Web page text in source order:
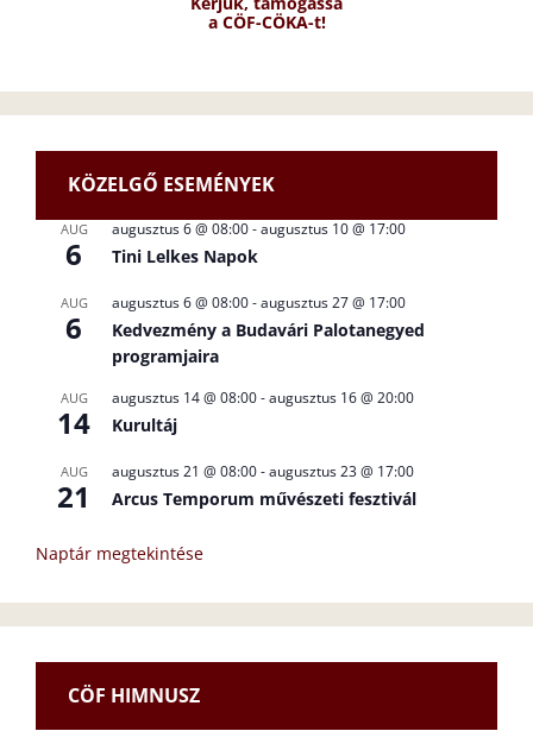
a CÖF-CÖKA-t!
KÖZELGŐ ESEMÉNYEK
AUG
6
augusztus 6 @ 08:00-augusztus 10 @ 17:00
Tini Lelkes Napok
AUG
6
augusztus 6 @ 08:00-augusztus 27 @ 17:00
Kedvezmény a Budavári Palotanegyed
programjaira
AUG
14
augusztus 14 @ 08:00-augusztus 16 @ 20:00
Kurultáj
AUG
21
augusztus 21 @ 08:00-augusztus 23 @ 17:00
Arcus Temporum művészeti fesztivál
Naptár megtekintése
CÖF HIMNUSZ